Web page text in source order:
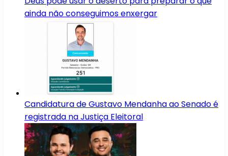
ainda não conseguimos enxergar
Candidatura de Gustavo Mendanha ao Senado é
registrada na Justiça Eleitoral